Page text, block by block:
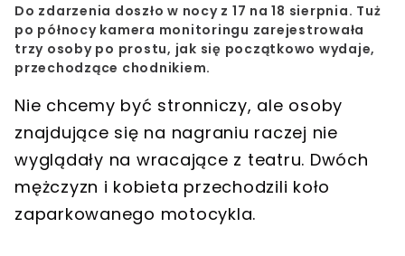
Do zdarzenia doszło w nocy z 17 na 18 sierpnia. Tuż
po północy kamera monitoringu zarejestrowała
trzy osoby po prostu, jak się początkowo wydaje,
przechodzące chodnikiem.
Nie chcemy być stronniczy, ale osoby
znajdujące się na nagraniu raczej nie
wyglądały na wracające z teatru. Dwóch
mężczyzn i kobieta przechodzili koło
zaparkowanego motocykla.